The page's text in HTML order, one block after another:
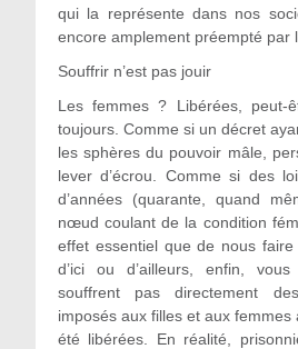
qui la représente dans nos
encore amplement préempté par
Souffrir n’est pas jouir
Les femmes ? Libérées, peut-
toujours. Comme si un décret
les sphères du pouvoir mâle,
lever d’écrou. Comme si des
d’années (quarante, quand
nœud coulant de la condition
effet essentiel que de nous
d’ici ou d’ailleurs, enfin,
souffrent pas directement
imposés aux filles et aux
été libérées. En réalité,